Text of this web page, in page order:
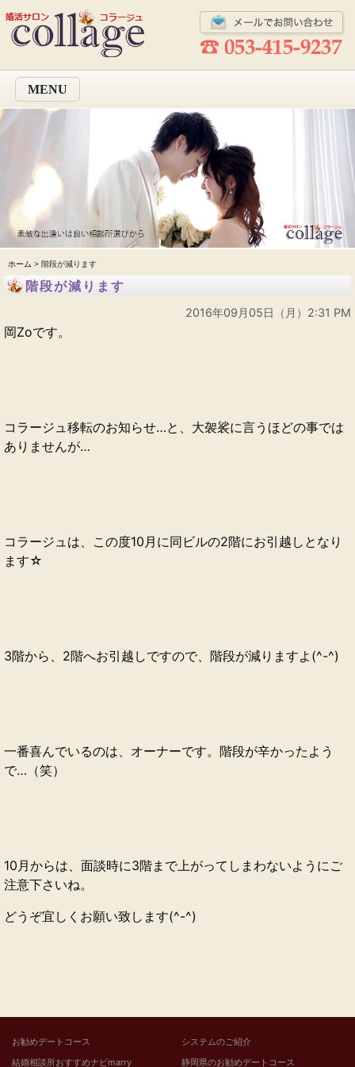
MENU
ホーム > 階段が減ります
階段が減ります
2016年09月05日（月）2:31 PM
岡Zoです。
コラージュ移転のお知らせ…と、大袈裟に言うほどの事では
ありませんが…
コラージュは、この度10月に同ビルの2階にお引越しとなり
ます☆
3階から、2階へお引越しですので、階段が減りますよ(^-^)
一番喜んでいるのは、オーナーです。階段が辛かったよう
で…（笑）
10月からは、面談時に3階まで上がってしまわないようにご
注意下さいね。
どうぞ宜しくお願い致します(^-^)
お勧めデートコース
システムのご紹介
結婚相談所おすすめナビmarry
静岡県のお勧めデートコース